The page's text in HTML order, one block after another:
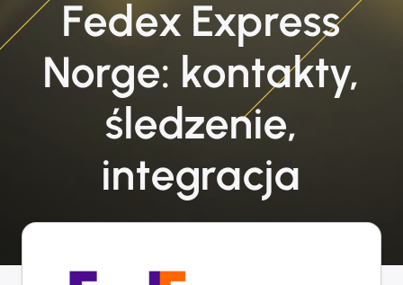
Fedex Express
Norge: kontakty,
śledzenie,
integracja